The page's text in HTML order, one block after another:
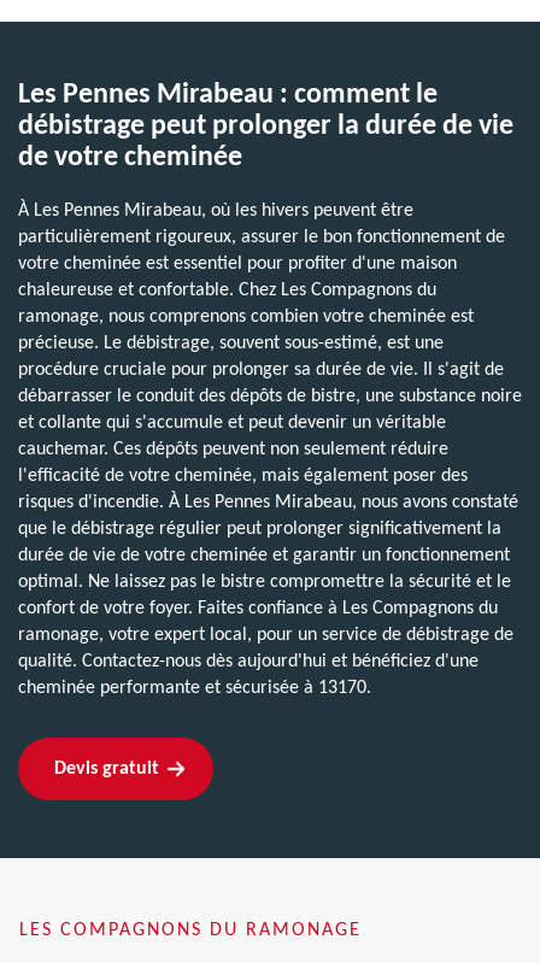
Les Pennes Mirabeau : comment le
débistrage peut prolonger la durée de vie
de votre cheminée
À Les Pennes Mirabeau, où les hivers peuvent être
particulièrement rigoureux, assurer le bon fonctionnement de
votre cheminée est essentiel pour profiter d'une maison
chaleureuse et confortable. Chez Les Compagnons du
ramonage, nous comprenons combien votre cheminée est
précieuse. Le débistrage, souvent sous-estimé, est une
procédure cruciale pour prolonger sa durée de vie. Il s'agit de
débarrasser le conduit des dépôts de bistre, une substance noire
et collante qui s'accumule et peut devenir un véritable
cauchemar. Ces dépôts peuvent non seulement réduire
l'efficacité de votre cheminée, mais également poser des
risques d'incendie. À Les Pennes Mirabeau, nous avons constaté
que le débistrage régulier peut prolonger significativement la
durée de vie de votre cheminée et garantir un fonctionnement
optimal. Ne laissez pas le bistre compromettre la sécurité et le
confort de votre foyer. Faites confiance à Les Compagnons du
ramonage, votre expert local, pour un service de débistrage de
qualité. Contactez-nous dès aujourd'hui et bénéficiez d'une
cheminée performante et sécurisée à 13170.
Devis gratuit
LES COMPAGNONS DU RAMONAGE